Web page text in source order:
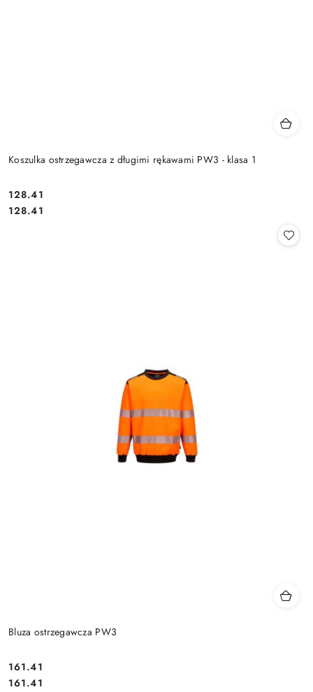
Koszulka ostrzegawcza z długimi rękawami PW3 - klasa 1
Cena:
128.41
Cena:
128.41
Bluza ostrzegawcza PW3
Cena:
161.41
Cena:
161.41